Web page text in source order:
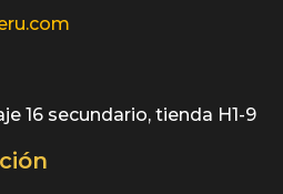
16 secundario, tienda H1-9